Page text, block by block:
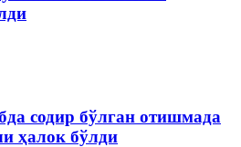
содир бўлган отишмада
ҳалок бўлди